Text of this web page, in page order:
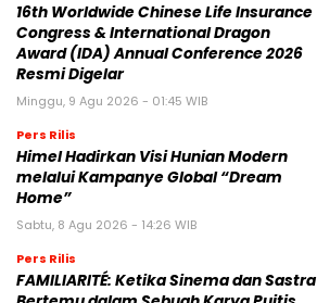
16th Worldwide Chinese Life Insurance
Congress & International Dragon
Award (IDA) Annual Conference 2026
Resmi Digelar
Minggu, 9 Agu 2026 - 01:45 WIB
Pers Rilis
Himel Hadirkan Visi Hunian Modern
melalui Kampanye Global “Dream
Home”
Sabtu, 8 Agu 2026 - 14:26 WIB
Pers Rilis
FAMILIARITÉ: Ketika Sinema dan Sastra